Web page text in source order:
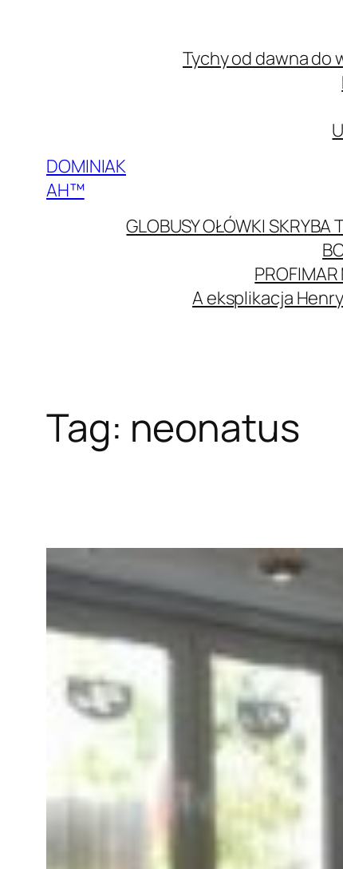
DOMINIAK
AH™
Tychy od dawna do
GLOBUSY OŁÓWKI SKRYBA
A eksplikacja
Tag: neonatus